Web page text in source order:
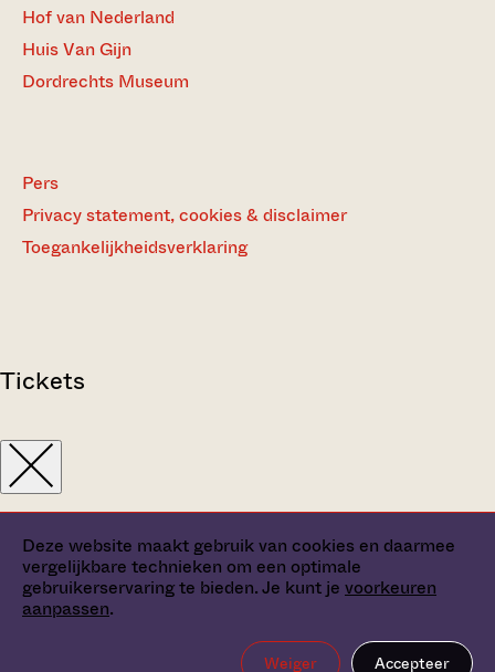
Deze website maakt gebruik van cookies en daarmee
vergelijkbare technieken om een optimale
gebruikerservaring te bieden. Je kunt je voorkeuren
aanpassen.
Weiger Accepteer
Hof van Nederland
Huis Van Gijn
Dordrechts Museum
Pers
Privacy statement, cookies & disclaimer
Toegankelijkheidsverklaring
Tickets